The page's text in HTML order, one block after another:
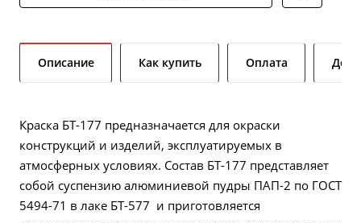
Описание Как купить Оплата
Краска БТ-177 предназначается для окраски
конструкций и изделий, эксплуатируемых в
атмосферных условиях. Состав БТ-177 представляет
собой суспензию алюминиевой пудры ПАП-2 по ГОСТ
5494-71 в лаке БТ-577 и приготовляется